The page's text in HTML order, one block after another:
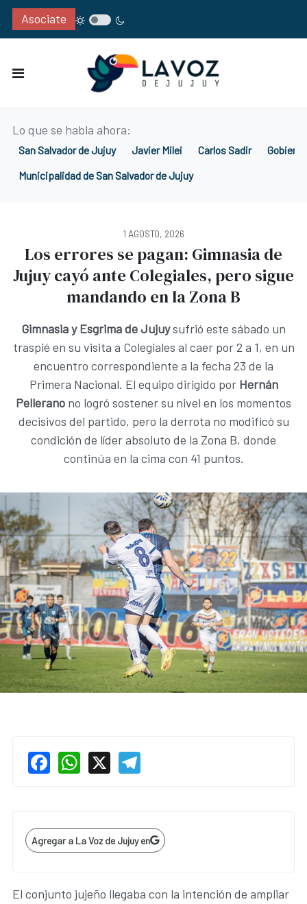
Asociate
Lo que se habla ahora:
San Salvador de Jujuy Javier Milei Carlos Sadir
Municipalidad de San Salvador de Jujuy
1 AGOSTO, 2026
Los errores se pagan: Gimnasia de
Jujuy cayó ante Colegiales, pero sigue
mandando en la Zona B
Gimnasia y Esgrima de Jujuysufrió este sábado un
traspié en su visita a Colegiales al caer por 2 a 1, en un
encuentro correspondiente a la fecha 23 de la
Primera Nacional. El equipo dirigido por Hernán
Pellerano no logró sostener su nivel en los momentos
decisivos del partido, pero la derrota no modificó su
condición de líder absoluto de la Zona B, donde
continúa en la cima con 41 puntos.
Facebook
WhatsApp
X
Agregar a La Voz de Jujuy en
El conjunto jujeño llegaba con la intención de ampliar